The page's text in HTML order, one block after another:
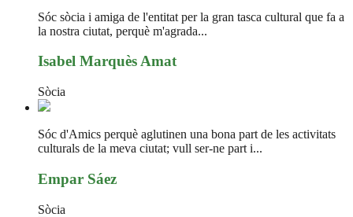
Sóc sòcia i amiga de l'entitat per la gran tasca cultural que fa a
la nostra ciutat, perquè m'agrada...
Isabel Marquès Amat
Sòcia
Sóc d'Amics perquè aglutinen una bona part de les activitats
culturals de la meva ciutat; vull ser-ne part i...
Empar Sáez
Sòcia